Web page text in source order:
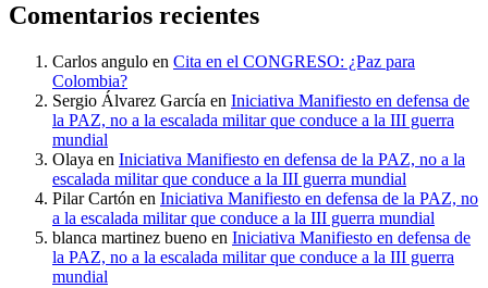
Comentarios recientes
Carlos angulo en Cita en el CONGRESO: ¿Paz para
Colombia?
Sergio Álvarez García en Iniciativa Manifiesto en defensa de
la PAZ, no a la escalada militar que conduce a la III guerra
mundial
Olaya en Iniciativa Manifiesto en defensa de la PAZ, no a la
escalada militar que conduce a la III guerra mundial
Pilar Cartón en Iniciativa Manifiesto en defensa de la PAZ, no
a la escalada militar que conduce a la III guerra mundial
blanca martinez bueno en Iniciativa Manifiesto en defensa de
la PAZ, no a la escalada militar que conduce a la III guerra
mundial